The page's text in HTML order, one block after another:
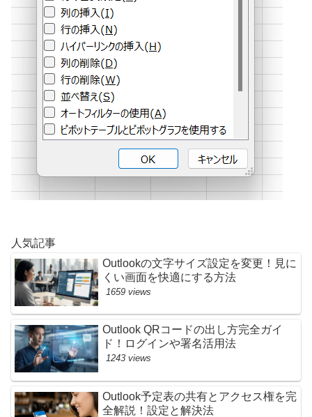
人気記事
Outlookの文字サイズ設定を変更！見に
くい画面を快適にする方法
1659 views
Outlook QRコードの出し方完全ガイ
ド！ログインや署名活用法
1243 views
Outlook予定表の共有とアクセス権を完
全解説！設定と解決法